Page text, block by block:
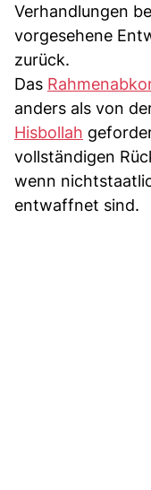
Verhandlungen
vorgesehene
zurück.
Das
anders als von
Hisbollah
vollständigen
wenn
entwaffnet sind.